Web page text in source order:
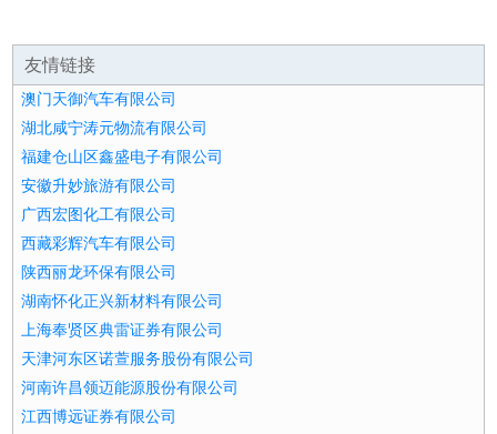
友情链接
澳门天御汽车有限公司
湖北咸宁涛元物流有限公司
福建仓山区鑫盛电子有限公司
安徽升妙旅游有限公司
广西宏图化工有限公司
西藏彩辉汽车有限公司
陕西丽龙环保有限公司
湖南怀化正兴新材料有限公司
上海奉贤区典雷证券有限公司
天津河东区诺萱服务股份有限公司
河南许昌领迈能源股份有限公司
江西博远证券有限公司